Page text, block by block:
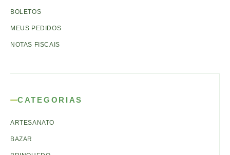
BOLETOS
MEUS PEDIDOS
NOTAS FISCAIS
CATEGORIAS
ARTESANATO
BAZAR